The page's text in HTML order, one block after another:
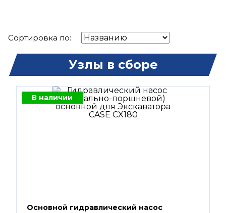
Сортировка по:
Узлы в сборе
В наличии
Основной гидравлический насос